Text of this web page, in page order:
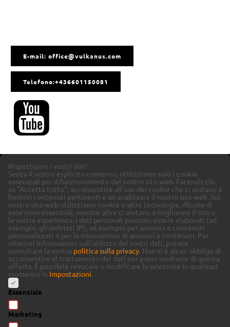
E-mail: office@vulkanus.com
Telefono:+436601150081
Rispettiamo i vostri dati
Senza il vostro esplicito consenso, utilizziamo solo i cookie
essenziali per il funzionamento del nostro sito web. Facendo clic
su "Accetta tutto", acconsentite all'uso dei cookie che ci aiutano a
fornirvi contenuti pertinenti e ad analizzare il nostro sito web. Sul
nostro sito web utilizziamo cookie e altre tecnologie. Alcune di
esse sono essenziali, mentre altre ci aiutano a migliorare il sito e
la vostra esperienza. I dati personali possono essere elaborati (ad
esempio, gli indirizzi IP), ad esempio per annunci e contenuti
personalizzati o per la misurazione di annunci e contenuti. Per
ulteriori informazioni sull'utilizzo dei vostri dati, potete
consultare la nostra politica sulla privacy. Non vi è alcun obbligo di
acconsentire al trattamento dei dati per poter usufruire di questa
offerta. È possibile revocare o modificare la selezione in qualsiasi
momento in Impostazioni.
Essenziale
Marketing